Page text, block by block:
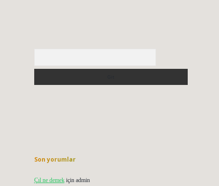
Son yorumlar
Çıl ne demekiçin admin